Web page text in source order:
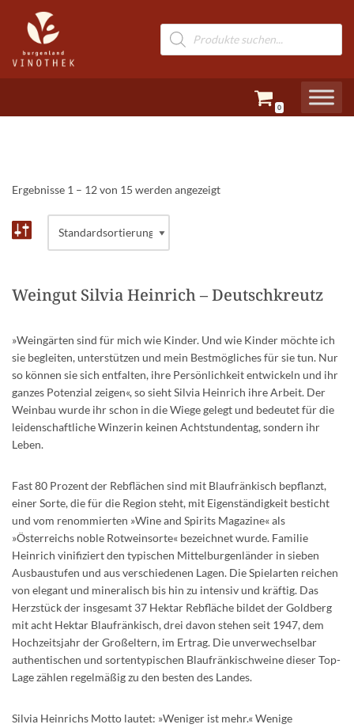
Zum
Inhalt
springen
0
Ergebnisse 1 – 12 von 15 werden angezeigt
Weingut Silvia Heinrich – Deutschkreutz
»Weingärten sind für mich wie Kinder. Und wie Kinder möchte ich
sie begleiten, unterstützen und mein Bestmögliches für sie tun. Nur
so können sie sich entfalten, ihre Persönlichkeit entwickeln und ihr
ganzes Potenzial zeigen«, so sieht Silvia Heinrich ihre Arbeit. Der
Weinbau wurde ihr schon in die Wiege gelegt und bedeutet für die
leidenschaftliche Winzerin keinen Achtstundentag, sondern ihr
Leben.
Fast 80 Prozent der Rebflächen sind mit Blaufränkisch bepflanzt,
einer Sorte, die für die Region steht, mit Eigenständigkeit besticht
und vom renommierten »Wine and Spirits Magazine« als
»Österreichs noble Rotweinsorte« bezeichnet wurde. Familie
Heinrich vinifiziert den typischen Mittelburgenländer in sieben
Ausbaustufen und aus verschiedenen Lagen. Die Spielarten reichen
von elegant und mineralisch bis hin zu intensiv und kräftig. Das
Herzstück der insgesamt 37 Hektar Reb­fläche bildet der Goldberg
mit acht Hektar Blau­fränkisch, drei davon stehen seit 1947, dem
Hochzeitsjahr der Großeltern, im Ertrag. Die unverwechselbar
authentischen und sortentypischen Blaufränkischweine dieser Top-
Lage zählen regelmäßig zu den besten des Landes.
Silvia Heinrichs Motto lautet: »Weniger ist mehr.« Wenige